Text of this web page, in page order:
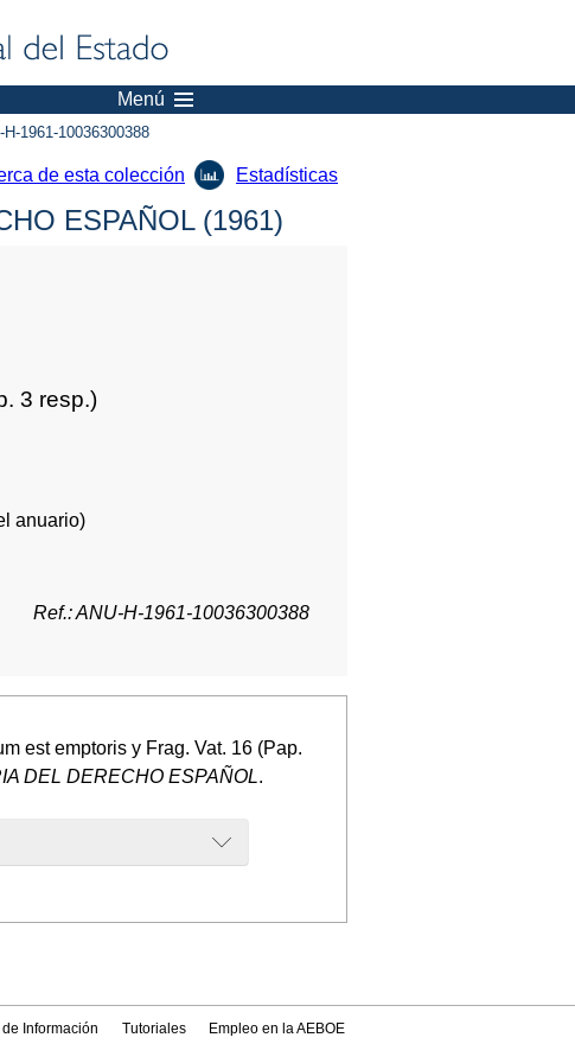
Menú
H-1961-10036300388
de esta colección Estadísticas
ESPAÑOL (1961)
3 resp.)
anuario)
Ref.: ANU-H-1961-10036300388
est emptoris y Frag. Vat. 16 (Pap.
DEL DERECHO ESPAÑOL.
Información Tutoriales Empleo en la AEBOE